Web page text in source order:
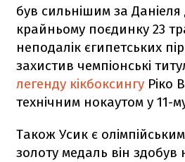
був сильнішим за
крайньому поєдинку 23
неподалік єгипетських
захистив чемпіонські
легенду кікбоксингу Ріко
технічним нокаутом у 11-
Також Усик є
золоту медаль він здобув